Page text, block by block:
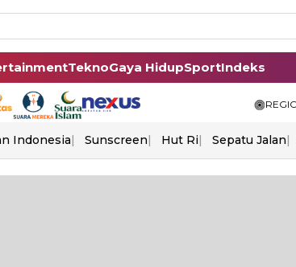
TeknoGaya HidupSportIndeks
Indonesia Sunscreen Hut Ri Sepatu Jalan